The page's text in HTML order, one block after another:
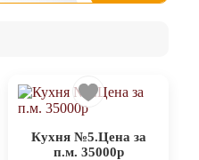
Кухня №5.Цена за
п.м. 35000р